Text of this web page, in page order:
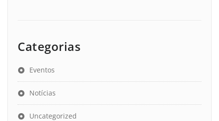
Categorias
Eventos
Notícias
Uncategorized